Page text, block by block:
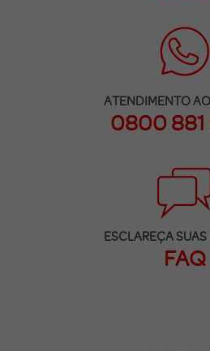
ATENDIMENTO
0800 881
ESCLAREÇA
FAQ